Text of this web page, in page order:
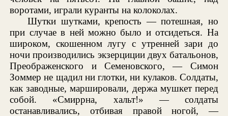
воротами, играли куранты на колоколах.
Шутки шутками, крепость — потешная, но
при случае в ней можно было и отсидеться. На
широком, скошенном лугу с утренней зари до
ночи производились экзерциции двух батальонов,
Преображенского и Семеновского, — Симон
Зоммер не щадил ни глотки, ни кулаков. Солдаты,
как заводные, маршировали, держа мушкет перед
собой. «Смиррна, хальт!» — солдаты
останавливались, отбивая правой ногой, —